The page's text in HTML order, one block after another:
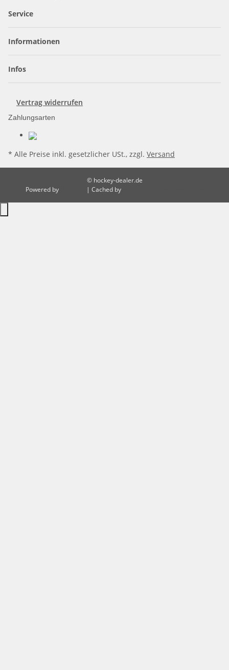
Service
Informationen
Infos
Vertrag widerrufen
Zahlungsarten
* Alle Preise inkl. gesetzlicher USt., zzgl. Versand
© hockey-dealer.de
Powered by
| Cached by